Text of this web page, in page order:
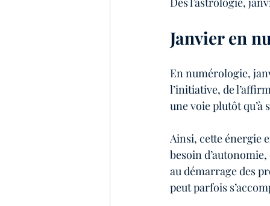
Janvier en
En numérologie,
l’initiative, de
une voie plutôt
Ainsi, cette énergie
besoin
au démarrage des
peut parfois